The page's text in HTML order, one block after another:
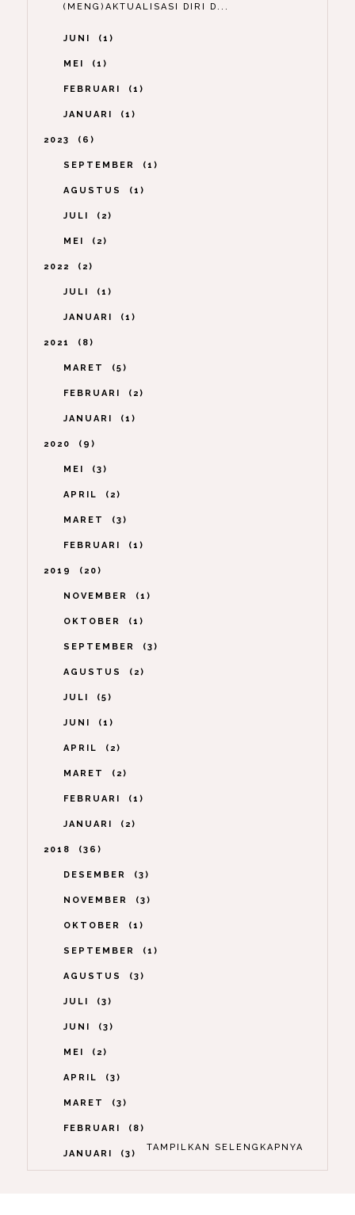
(MENG)AKTUALISASI DIRI D...
JUNI 1
MEI 1
FEBRUARI 1
JANUARI 1
2023 6
SEPTEMBER 1
AGUSTUS 1
JULI 2
MEI 2
2022 2
JULI 1
JANUARI 1
2021 8
MARET 5
FEBRUARI 2
JANUARI 1
2020 9
MEI 3
APRIL 2
MARET 3
FEBRUARI 1
2019 20
NOVEMBER 1
OKTOBER 1
SEPTEMBER 3
AGUSTUS 2
JULI 5
JUNI 1
APRIL 2
MARET 2
FEBRUARI 1
JANUARI 2
2018 36
DESEMBER 3
NOVEMBER 3
OKTOBER 1
SEPTEMBER 1
AGUSTUS 3
JULI 3
JUNI 3
MEI 2
APRIL 3
MARET 3
FEBRUARI 8
JANUARI 3
TAMPILKAN SELENGKAPNYA